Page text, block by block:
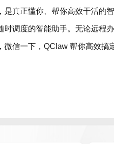
真正懂你、帮你高效干活的
调度的智能助手。无论远程
微信一下，QClaw 帮你高效搞